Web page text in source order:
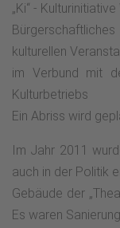
„Ki“ -
kulturellen
im Verbund mit
Kulturbetriebs
Ein Abriss wird
Im Jahr 2011
auch in der Politik
Gebäude der
Es waren